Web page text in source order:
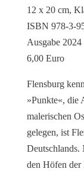
12 x 20 cm,
ISBN 978-3-
Ausgabe 2024
6,00 Euro
Flensburg
»Punkte«, die
malerischen
gelegen, ist
Deutschlands.
den Höfen der